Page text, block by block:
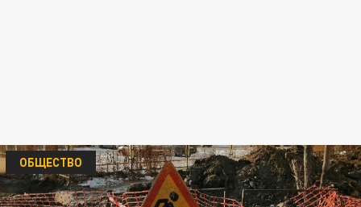
ОБЩЕСТВО